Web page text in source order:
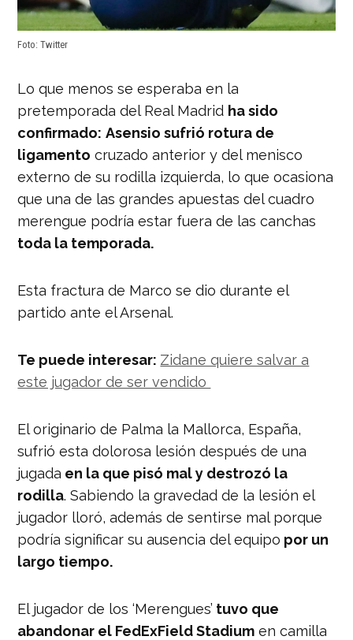
Foto: Twitter
Lo que menos se esperaba en la
pretemporada del Real Madrid ha sido
confirmado: Asensio sufrió rotura de
ligamento cruzado anterior y del menisco
externo de su rodilla izquierda, lo que ocasiona
que una de las grandes apuestas del cuadro
merengue podría estar fuera de las canchas
toda la temporada.
Esta fractura de Marco se dio durante el
partido ante el Arsenal.
Te puede interesar: Zidane quiere salvar a
este jugador de ser vendido
El originario de Palma la Mallorca, España,
sufrió esta dolorosa lesión después de una
jugada en la que pisó mal y destrozó la
rodilla. Sabiendo la gravedad de la lesión el
jugador lloró, además de sentirse mal porque
podría significar su ausencia del equipo por un
largo tiempo.
El jugador de los ‘Merengues’ tuvo que
abandonar el FedExField Stadium en camilla